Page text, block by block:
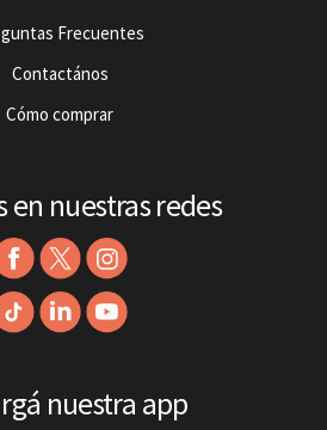
Frecuentes
Contactános
Cómo comprar
en nuestras redes
nuestra app